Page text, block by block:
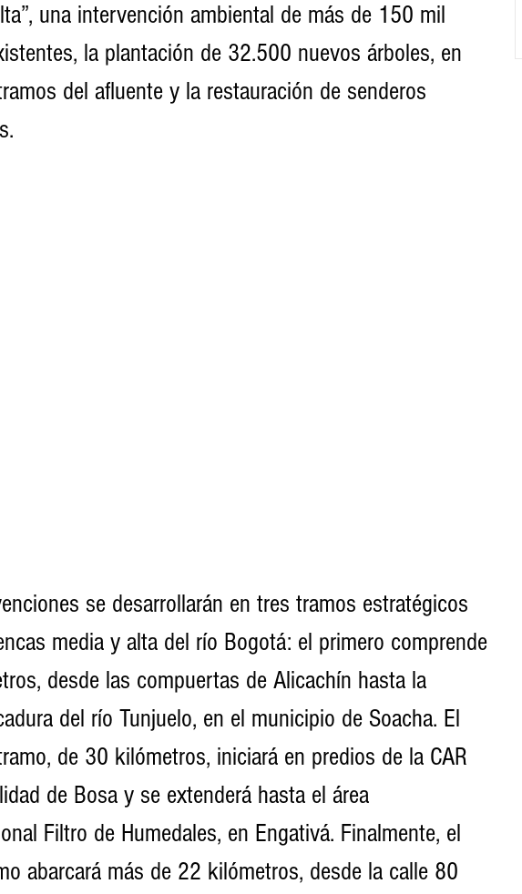
una intervención ambiental de más de 150 mil
la plantación de 32.500 nuevos árboles, en
del afluente y la restauración de senderos
se desarrollarán en tres tramos estratégicos
media y alta del río Bogotá: el primero comprende
desde las compuertas de Alicachín hasta la
del río Tunjuelo, en el municipio de Soacha. El
de 30 kilómetros, iniciará en predios de la CAR
de Bosa y se extenderá hasta el área
Filtro de Humedales, en Engativá. Finalmente, el
abarcará más de 22 kilómetros, desde la calle 80